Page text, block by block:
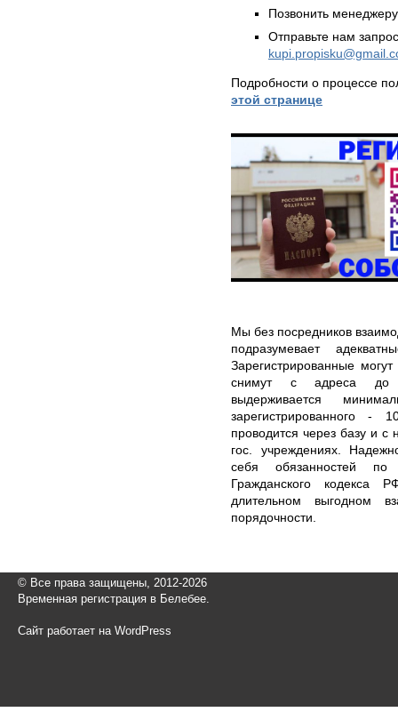
Позвонить
Отправьте нам
Подробности о процессе
этой странице
Мы без посредников
подразумевает
Зарегистрированные
снимут с адреса до
выдерживается
зарегистрированного
проводится через базу и
гос. учреждениях.
себя обязанностей по
Гражданского кодекса
длительном выгодном
порядочности.
© Все права защищены, 2012-2026
Временная регистрация в Белебее.
Сайт работает на WordPress